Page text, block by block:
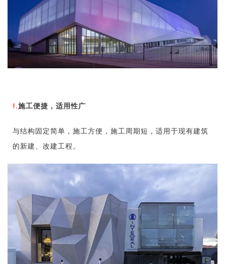
f.施工便捷，适用性广
与结构固定简单，施工方便，施工周期短，适用于现有建筑
的新建、改建工程。